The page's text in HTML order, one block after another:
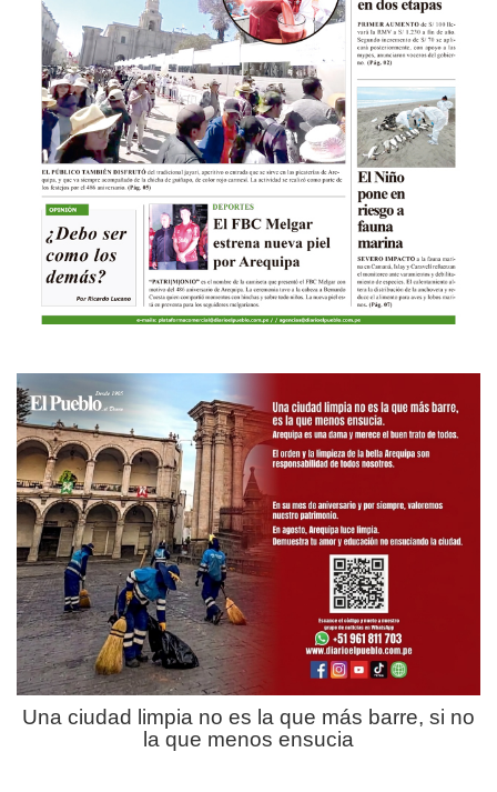
Una ciudad limpia no es la que más barre, si no
la que menos ensucia